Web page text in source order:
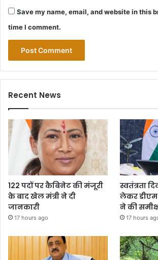
Save my name, email, and website in this
time I comment.
Recent News
122 पदों पर कैबिनेट की मंजूरी
के बाद खेल मंत्री ने दी
जानकारी
17 hours ago
स्वतंत्रता
लेकर डीएम
ने की
17 hours